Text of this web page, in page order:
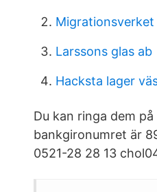
Larssons glas ab
Hacksta lager
Du kan ringa dem
bankgironumret är
0521-28 28 13